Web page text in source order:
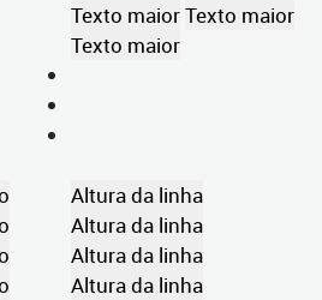
Texto maiorTexto maior
Texto maior
Altura da linha
Altura da linha
Altura da linha
Altura da linha